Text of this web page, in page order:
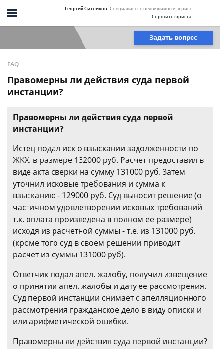
Георгий Ситников- Специалист по недвижимости, юрист
Спросить юриста
Задать вопрос
FAQ
Правомерны ли действия суда первой
инстанции?
Правомерны ли действия суда первой
инстанции?
Истец подал иск о взыскании задолженности по
ЖКХ. в размере 132000 руб. Расчет предоставил в
виде акта сверки на сумму 131000 руб. Затем
уточнил исковые требования и сумма к
взысканию - 129000 руб. Суд выносит решение (о
частичном удовлетворении исковых требований
т.к. оплата произведена в полном ее размере)
исходя из расчетной суммы - т.е. из 131000 руб.
(кроме того суд в своем решении приводит
расчет из суммы 131000 руб).
Ответчик подал апел. жалобу, получил извещение
о принятии апел. жалобы и дату ее рассмотрения.
Суд первой инстанции снимает с апелляционного
рассмотрения гражданское дело в виду описки и
или арифметической ошибки.
Правомерны ли действия суда первой инстанции?